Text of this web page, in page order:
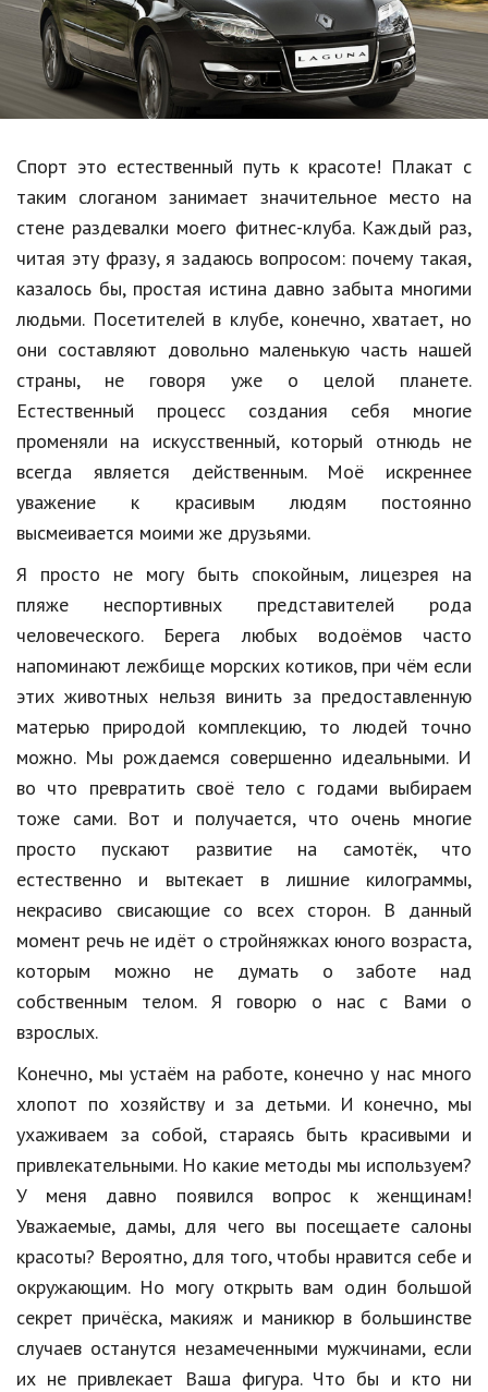
Образование
В мире
Культура
Спорт
Знаменитости
Статьи
Обзоры
Рецепты
Красота и здоровье
Hi-Tech. Интернет
Авто, мото
Дом и сад
Недвижимость
Спорт и фитнес
Психология и отношения
Творчество и рукоделие
Разное
Работа и бизнес
Животные
Еда и напитки
Праздники и подарки
Кинематограф
Домашние животные
Семья и дети
Путешествия
Строительство
Культура и общество
Мода и стиль
Бизнес
Хобби и развлечения
Спорт это естественный путь к красоте! Плакат с
таким слоганом занимает значительное место на
стене раздевалки моего фитнес-клуба. Каждый раз,
читая эту фразу, я задаюсь вопросом: почему такая,
казалось бы, простая истина давно забыта многими
людьми. Посетителей в клубе, конечно, хватает, но
они составляют довольно маленькую часть нашей
страны, не говоря уже о целой планете.
Естественный процесс создания себя многие
променяли на искусственный, который отнюдь не
всегда является действенным. Моё искреннее
уважение к красивым людям постоянно
высмеивается моими же друзьями.
Я просто не могу быть спокойным, лицезрея на
пляже неспортивных представителей рода
человеческого. Берега любых водоёмов часто
напоминают лежбище морских котиков, при чём если
этих животных нельзя винить за предоставленную
матерью природой комплекцию, то людей точно
можно. Мы рождаемся совершенно идеальными. И
во что превратить своё тело с годами выбираем
тоже сами. Вот и получается, что очень многие
просто пускают развитие на самотёк, что
естественно и вытекает в лишние килограммы,
некрасиво свисающие со всех сторон. В данный
момент речь не идёт о стройняжках юного возраста,
которым можно не думать о заботе над
собственным телом. Я говорю о нас с Вами о
взрослых.
Конечно, мы устаём на работе, конечно у нас много
хлопот по хозяйству и за детьми. И конечно, мы
ухаживаем за собой, стараясь быть красивыми и
привлекательными. Но какие методы мы используем?
У меня давно появился вопрос к женщинам!
Уважаемые, дамы, для чего вы посещаете салоны
красоты? Вероятно, для того, чтобы нравится себе и
окружающим. Но могу открыть вам один большой
секрет причёска, макияж и маникюр в большинстве
случаев останутся незамеченными мужчинами, если
их не привлекает Ваша фигура. Что бы и кто ни